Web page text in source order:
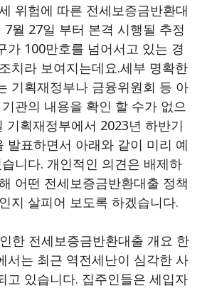
위험에 따른 전세보증금반환대
7월 27일 부터 본격 시행될 추정
가 100만호를 넘어서고 있는 경
치라 보여지는데요.세부 명확한
기획재정부나 금융위원회 등 아
관의 내용을 확인 할 수가 없으
기획재정부에서 2023년 하반기
발표하면서 아래와 같이 미리 예
니다. 개인적인 의견은 배제하
어떤 전세보증금반환대출 정책
지 살피어 보도록 하겠습니다.
한 전세보증금반환대출 개요 한
서는 최근 역전세난이 심각한 사
고 있습니다. 집주인들은 세입자